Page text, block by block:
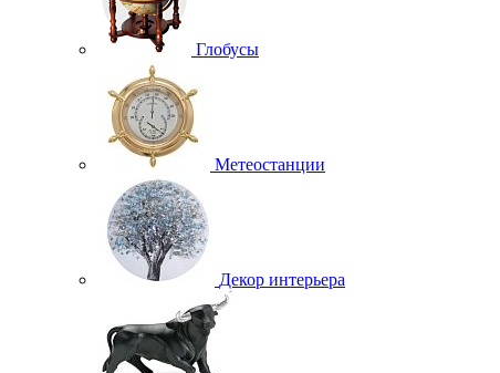
Глобусы
Метеостанции
Декор интерьера